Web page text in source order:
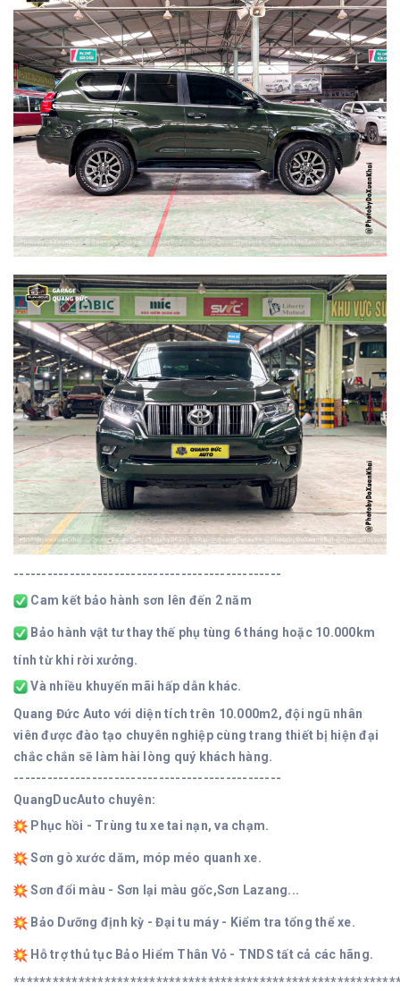
------------------------------------------------
Cam kết bảo hành sơn lên đến 2 năm
Bảo hành vật tư thay thế phụ tùng 6 tháng hoặc 10.000km
tính từ khi rời xưởng.
Và nhiều khuyến mãi hấp dẫn khác.
Quang Đức Auto với diện tích trên 10.000m2, đội ngũ nhân
viên được đào tạo chuyên nghiệp cùng trang thiết bị hiện đại
chắc chắn sẽ làm hài lòng quý khách hàng.
------------------------------------------------
QuangDucAuto chuyên:
Phục hồi - Trùng tu xe tai nạn, va chạm.
Sơn gò xước dăm, móp méo quanh xe.
Sơn đổi màu - Sơn lại màu gốc,Sơn Lazang...
Bảo Dưỡng định kỳ - Đại tu máy - Kiểm tra tổng thể xe.
Hỗ trợ thủ tục Bảo Hiểm Thân Vỏ - TNDS tất cả các hãng.